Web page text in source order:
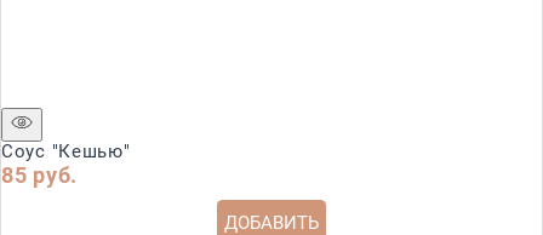
Соус "Кешью"
85 руб.
ДОБАВИТЬ